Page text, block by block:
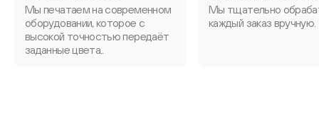
Мы печатаем на современном
оборудовании, которое с
высокой точностью передаёт
заданные цвета..
Мы тщательно
каждый заказ вручную.